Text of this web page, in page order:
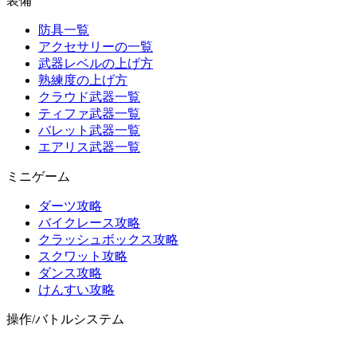
防具一覧
アクセサリーの一覧
武器レベルの上げ方
熟練度の上げ方
クラウド武器一覧
ティファ武器一覧
バレット武器一覧
エアリス武器一覧
ミニゲーム
ダーツ攻略
バイクレース攻略
クラッシュボックス攻略
スクワット攻略
ダンス攻略
けんすい攻略
操作/バトルシステム